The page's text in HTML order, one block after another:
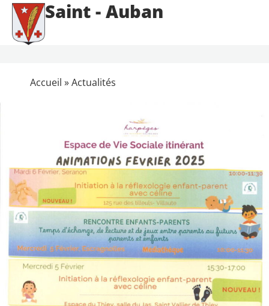
Saint - Auban
Accueil »Actualités